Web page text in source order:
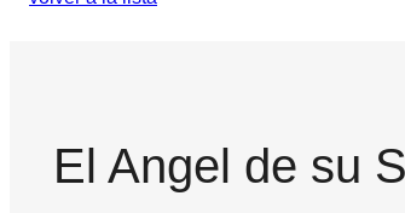
El Angel de su